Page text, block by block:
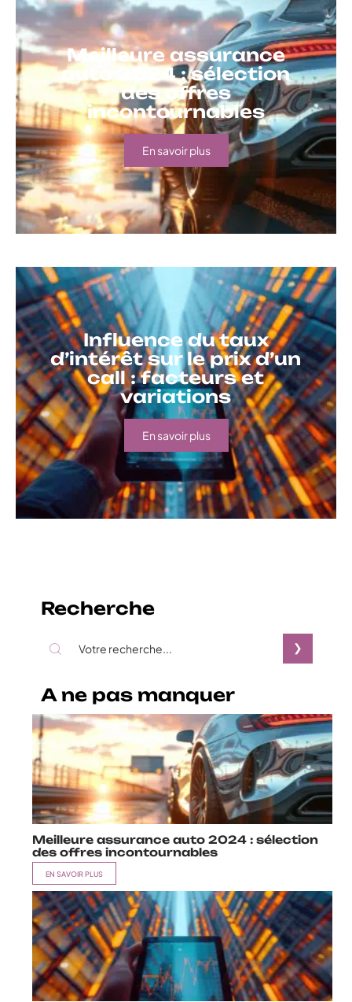
Meilleure assurance
auto 2024 : sélection
des offres
incontournables
En savoir plus
Influence du taux
d’intérêt sur le prix d’un
call : facteurs et
variations
En savoir plus
Recherche
A ne pas manquer
Meilleure assurance auto 2024 : sélection
des offres incontournables
EN SAVOIR PLUS